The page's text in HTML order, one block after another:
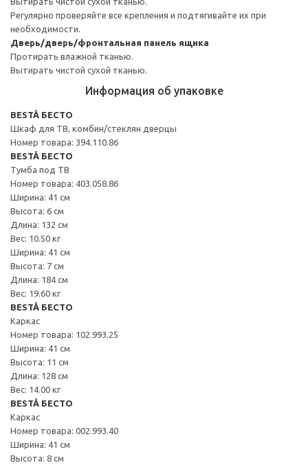
Регулярно проверяйте все крепления и подтягивайте их при
необходимости.
Дверь/дверь/фронтальная панель ящика
Протирать влажной тканью.
Вытирать чистой сухой тканью.
Информация об упаковке
BESTÅ БЕСТО
Шкаф для ТВ, комбин/стеклян дверцы
Номер товара: 394.110.86
BESTÅ БЕСТО
Тумба под ТВ
Номер товара: 403.058.86
Ширина: 41 см
Высота: 6 см
Длина: 132 см
Вес: 10.50 кг
Ширина: 41 см
Высота: 7 см
Длина: 184 см
Вес: 19.60 кг
BESTÅ БЕСТО
Каркас
Номер товара: 102.993.25
Ширина: 41 см
Высота: 11 см
Длина: 128 см
Вес: 14.00 кг
BESTÅ БЕСТО
Каркас
Номер товара: 002.993.40
Ширина: 41 см
Высота: 8 см